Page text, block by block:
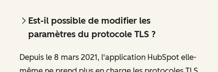
Est-il possible de modifier les
paramètres du protocole TLS ?
Depuis le 8 mars 2021, l'application HubSpot elle-